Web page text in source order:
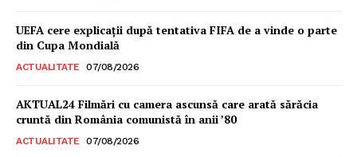
UEFA cere explicații după tentativa FIFA de a vinde o parte
din Cupa Mondială
ACTUALITATE 07/08/2026
AKTUAL24 Filmări cu camera ascunsă care arată sărăcia
cruntă din România comunistă în anii ’80
ACTUALITATE 07/08/2026